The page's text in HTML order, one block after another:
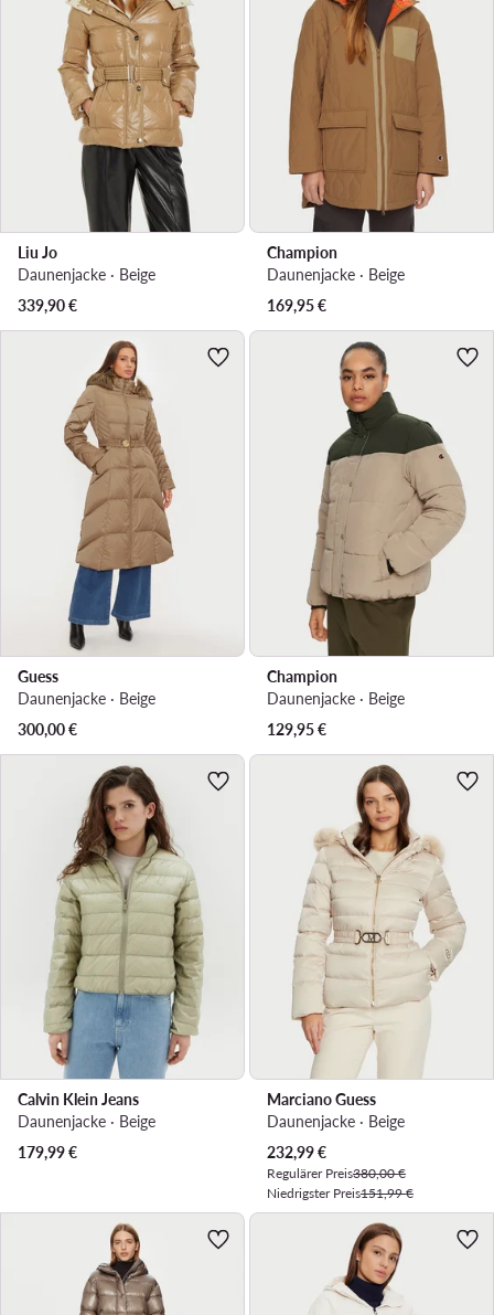
Liu Jo
Daunenjacke · Beige
339,90€
Champion
Daunenjacke · Beige
169,95€
Guess
Daunenjacke · Beige
300,00€
Champion
Daunenjacke · Beige
129,95€
Calvin Klein Jeans
Daunenjacke · Beige
179,99€
Marciano Guess
Daunenjacke · Beige
Aktueller Preis
232,99€
Regulärer Preis380,00 €
Niedrigster Preis151,99 €